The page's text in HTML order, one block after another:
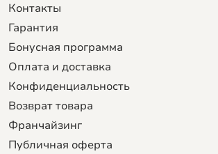
Контакты
Гарантия
Бонусная программа
Оплата и доставка
Конфиденциальность
Возврат товара
Франчайзинг
Публичная оферта